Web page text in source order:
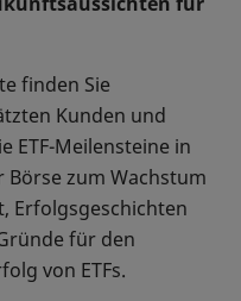
finden Sie
Kunden und
ETF-Meilensteine in
Börse zum Wachstum
Erfolgsgeschichten
für den
von ETFs.